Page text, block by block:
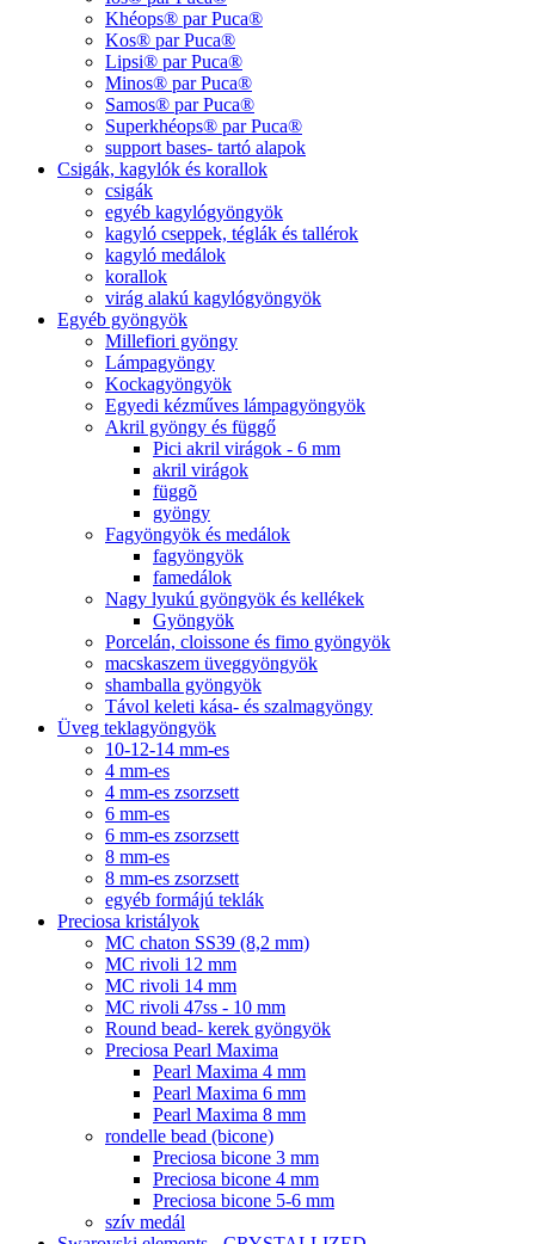
Khéops® par Puca®
Kos® par Puca®
Lipsi® par Puca®
Minos® par Puca®
Samos® par Puca®
Superkhéops® par Puca®
support bases- tartó alapok
Csigák, kagylók és korallok
csigák
egyéb kagylógyöngyök
kagyló cseppek, téglák és tallérok
kagyló medálok
korallok
virág alakú kagylógyöngyök
Egyéb gyöngyök
Millefiori gyöngy
Lámpagyöngy
Kockagyöngyök
Egyedi kézműves lámpagyöngyök
Akril gyöngy és függő
Pici akril virágok - 6 mm
akril virágok
függõ
gyöngy
Fagyöngyök és medálok
fagyöngyök
famedálok
Nagy lyukú gyöngyök és kellékek
Gyöngyök
Porcelán, cloissone és fimo gyöngyök
macskaszem üveggyöngyök
shamballa gyöngyök
Távol keleti kása- és szalmagyöngy
Üveg teklagyöngyök
10-12-14 mm-es
4 mm-es
4 mm-es zsorzsett
6 mm-es
6 mm-es zsorzsett
8 mm-es
8 mm-es zsorzsett
egyéb formájú teklák
Preciosa kristályok
MC chaton SS39 (8,2 mm)
MC rivoli 12 mm
MC rivoli 14 mm
MC rivoli 47ss - 10 mm
Round bead- kerek gyöngyök
Preciosa Pearl Maxima
Pearl Maxima 4 mm
Pearl Maxima 6 mm
Pearl Maxima 8 mm
rondelle bead (bicone)
Preciosa bicone 3 mm
Preciosa bicone 4 mm
Preciosa bicone 5-6 mm
szív medál